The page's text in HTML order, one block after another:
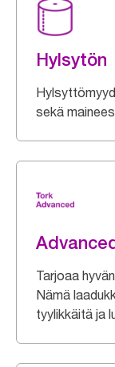
Hylsytön
sekä
Tarjoaa
Nämä
tyylikkäitä ja